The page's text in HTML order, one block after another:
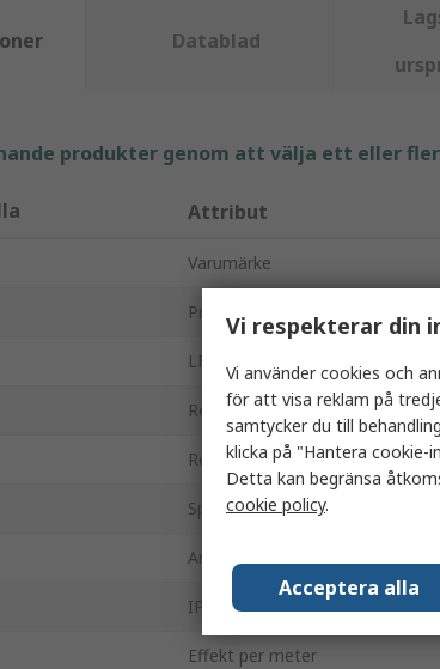
Datablad
produkter genom att välja ett eller
Attribut
Varumärke
Produkttyp
LED-färg
Remslängd
Remsbredd
Spänning
Antal lysdioder per meter
IP-klassning
Effekt per meter
Vi respekterar din
Vi använder cookies och
för att visa reklam på
samtycker du till
klicka på "Hantera cookie-
Detta kan begränsa
cookie policy.
Acceptera alla